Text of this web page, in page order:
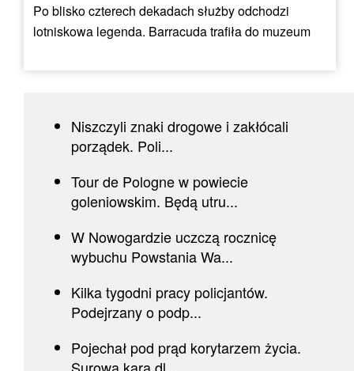
Po blisko czterech dekadach służby odchodzi
lotniskowa legenda. Barracuda trafiła do muzeum
Niszczyli znaki drogowe i zakłócali
porządek. Poli...
Tour de Pologne w powiecie
goleniowskim. Będą utru...
W Nowogardzie uczczą rocznicę
wybuchu Powstania Wa...
Kilka tygodni pracy policjantów.
Podejrzany o podp...
Pojechał pod prąd korytarzem życia.
Surowa kara dl...